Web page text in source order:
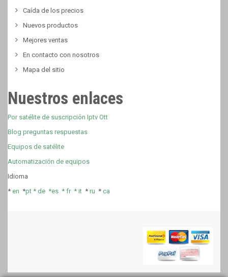
Caída de los precios
Nuevos productos
Mejores ventas
En contacto con nosotros
Mapa del sitio
Nuestros enlaces
Por satélite de suscripción Iptv Ott
Blog preguntas respuestas
Equipos de satélite
Automatización de equipos
Idioma
* en *pt * de *es * fr* it * ru * ca